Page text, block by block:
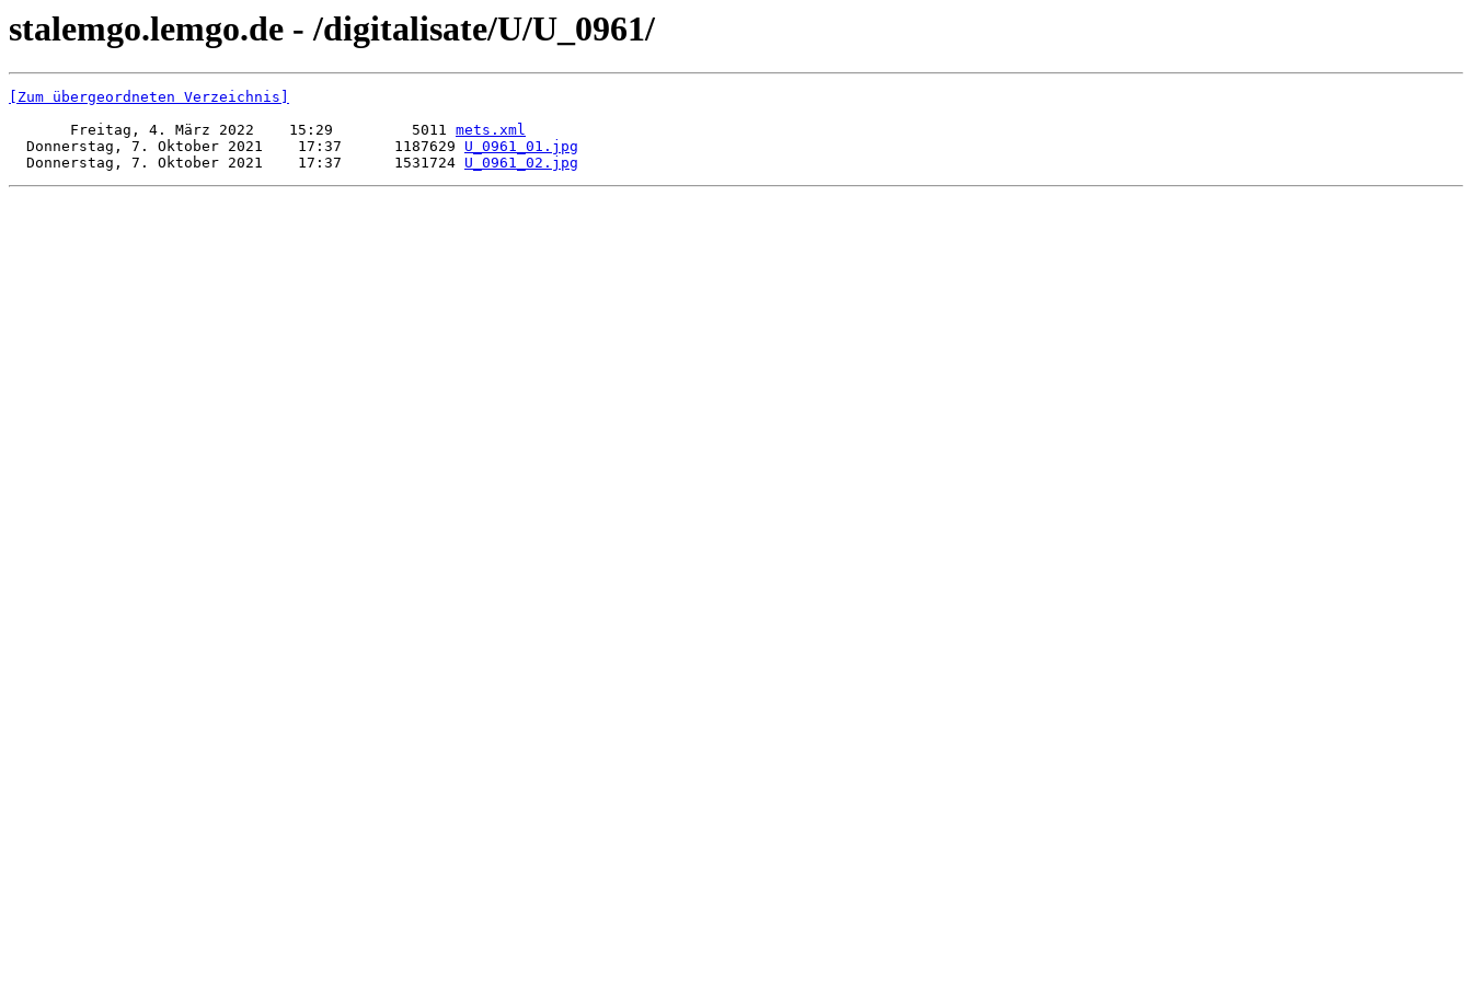
stalemgo.lemgo.de - /digitalisate/U/U_0961/
[Zum übergeordneten Verzeichnis]
       Freitag, 4. März 2022    15:29         5011
mets.xml
  Donnerstag, 7. Oktober 2021    17:37      1187629
U_0961_01.jpg
  Donnerstag, 7. Oktober 2021    17:37      1531724
U_0961_02.jpg